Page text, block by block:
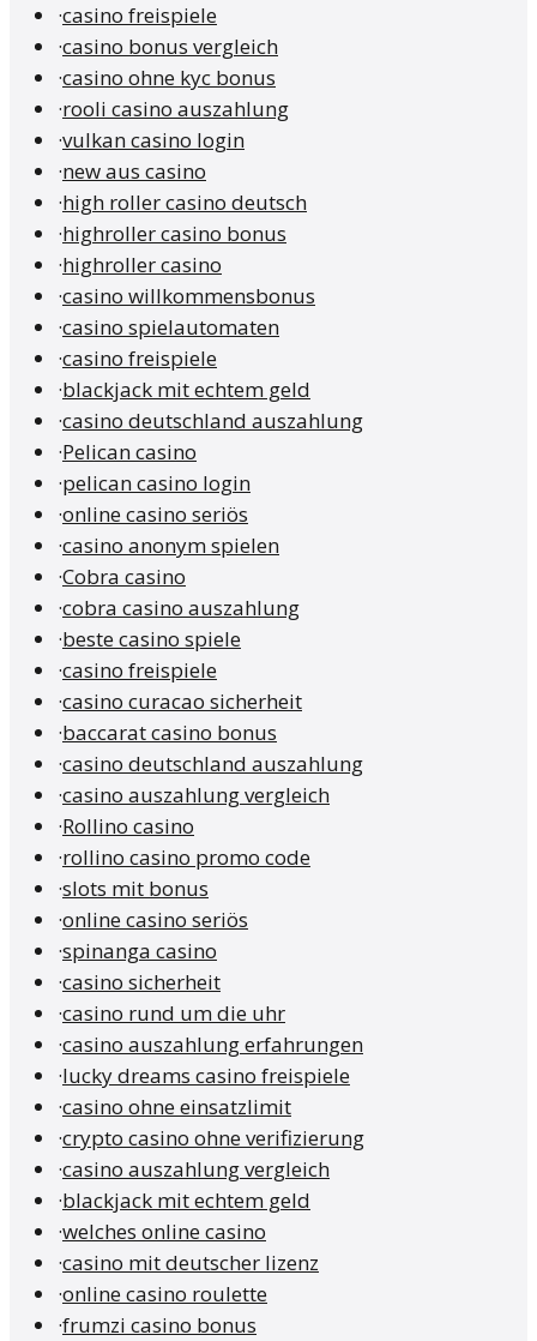
·casino freispiele
·casino bonus vergleich
·casino ohne kyc bonus
·rooli casino auszahlung
·vulkan casino login
·new aus casino
·high roller casino deutsch
·highroller casino bonus
·highroller casino
·casino willkommensbonus
·casino spielautomaten
·casino freispiele
·blackjack mit echtem geld
·casino deutschland auszahlung
·Pelican casino
·pelican casino login
·online casino seriös
·casino anonym spielen
·Cobra casino
·cobra casino auszahlung
·beste casino spiele
·casino freispiele
·casino curacao sicherheit
·baccarat casino bonus
·casino deutschland auszahlung
·casino auszahlung vergleich
·Rollino casino
·rollino casino promo code
·slots mit bonus
·online casino seriös
·spinanga casino
·casino sicherheit
·casino rund um die uhr
·casino auszahlung erfahrungen
·lucky dreams casino freispiele
·casino ohne einsatzlimit
·crypto casino ohne verifizierung
·casino auszahlung vergleich
·blackjack mit echtem geld
·welches online casino
·casino mit deutscher lizenz
·online casino roulette
·frumzi casino bonus